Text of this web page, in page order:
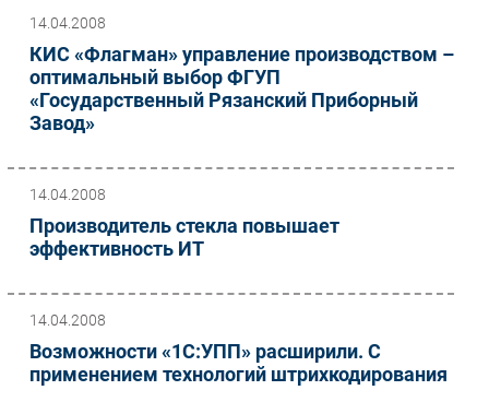
Гаджеты
Здоровье
Аналитика
Мероприятия
Проекты
IT класс
Тестовый стенд
14.04.2008
КИС «Флагман» управление производством –
оптимальный выбор ФГУП
«Государственный Рязанский Приборный
Завод»
14.04.2008
Производитель стекла повышает
эффективность ИТ
14.04.2008
Возможности «1С:УПП» расширили. С
применением технологий штрихкодирования